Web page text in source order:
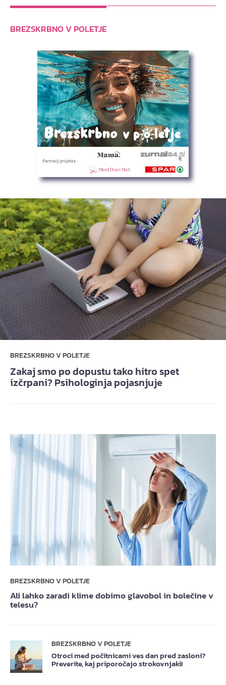
BREZSKRBNO V POLETJE
BREZSKRBNO V POLETJE
Zakaj smo po dopustu tako hitro spet
izčrpani? Psihologinja pojasnjuje
BREZSKRBNO V POLETJE
Ali lahko zaradi klime dobimo glavobol in bolečine v
telesu?
BREZSKRBNO V POLETJE
Otroci med počitnicami ves dan pred zasloni?
Preverite, kaj priporočajo strokovnjaki!